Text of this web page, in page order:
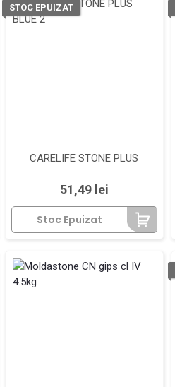
CARELIFE STONE PLUS
Pret
51,49 lei
Stoc Epuizat
STOC EPUIZAT